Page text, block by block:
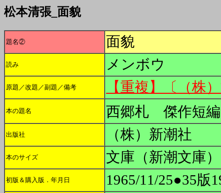
松本清張_面貌
題名② 面貌
読み メンボウ
原題／改題／副題／備考 【重複】〔（株
本の題名 西郷札 傑作短
出版社 （株）新潮社
本のサイズ 文庫（新潮文庫）
初版＆購入版．年月日 1965/11/25●35版